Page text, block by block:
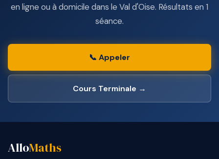
en ligne ou à domicile dans le Val d'Oise. Résultats en 1
séance.
📞 Appeler
Cours Terminale →
AlloMaths